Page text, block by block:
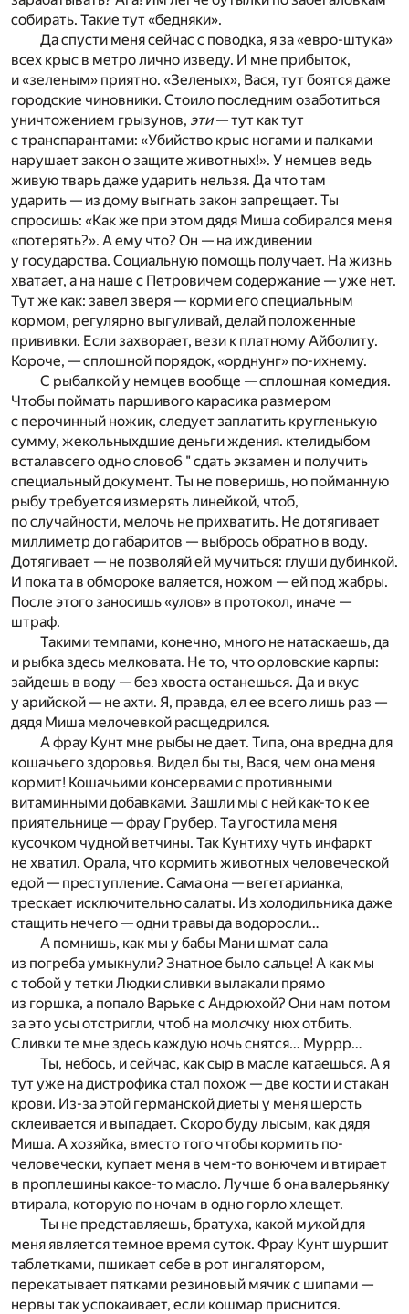
собирать. Такие тут «бедняки».
Да спусти меня сейчас с поводка, я за «евро-штука»
всех крыс в метро лично изведу. И мне прибыток,
и «зеленым» приятно. «Зеленых», Вася, тут боятся даже
городские чиновники. Стоило последним озаботиться
уничтожением грызунов, эти— тут как тут
с транспарантами: «Убийство крыс ногами и палками
нарушает закон о защите животных!». У немцев ведь
живую тварь даже ударить нельзя. Да что там
ударить — из дому выгнать закон запрещает. Ты
спросишь: «Как же при этом дядя Миша собирался меня
«потерять?». А ему что? Он — на иждивении
у государства. Социальную помощь получает. На жизнь
хватает, а на наше с Петровичем содержание — уже нет.
Тут же как: завел зверя — корми его специальным
кормом, регулярно выгуливай, делай положенные
прививки. Если захворает, вези к платному Айболиту.
Короче, — сплошной порядок, «орднунг» по-ихнему.
С рыбалкой у немцев вообще — сплошная комедия.
Чтобы поймать паршивого карасика размером
с перочинный ножик, следует заплатить кругленькую
сумму, жекольныхдшие деньги ждения. ктелидыбом
всталавсего одно слово6 " сдать экзамен и получить
специальный документ. Ты не поверишь, но пойманную
рыбу требуется измерять линейкой, чтоб,
по случайности, мелочь не прихватить. Не дотягивает
миллиметр до габаритов — выбрось обратно в воду.
Дотягивает — не позволяй ей мучиться: глуши дубинкой.
И пока та в обмороке валяется, ножом — ей под жабры.
После этого заносишь «улов» в протокол, иначе —
штраф.
Такими темпами, конечно, много не натаскаешь, да
и рыбка здесь мелковата. Не то, что орловские карпы:
зайдешь в воду — без хвоста останешься. Да и вкус
у арийской — не ахти. Я, правда, ел ее всего лишь раз —
дядя Миша мелочевкой расщедрился.
А фрау Кунт мне рыбы не дает. Типа, она вредна для
кошачьего здоровья. Видел бы ты, Вася, чем она меня
кормит! Кошачьими консервами с противными
витаминными добавками. Зашли мы с ней как-то к ее
приятельнице — фрау Грубер. Та угостила меня
кусочком чудной ветчины. Так Кунтиху чуть инфаркт
не хватил. Орала, что кормить животных человеческой
едой — преступление. Сама она — вегетарианка,
трескает исключительно салаты. Из холодильника даже
стащить нечего — одни травы да водоросли…
А помнишь, как мы у бабы Мани шмат сала
из погреба умыкнули? Знатное было сальце! А как мы
с тобой у тетки Людки сливки вылакали прямо
из горшка, а попало Варьке с Андрюхой? Они нам потом
за это усы отстригли, чтоб на молочку нюх отбить.
Сливки те мне здесь каждую ночь снятся… Муррр…
Ты, небось, и сейчас, как сыр в масле катаешься. А я
тут уже на дистрофика стал похож — две кости и стакан
крови. Из-за этой германской диеты у меня шерсть
склеивается и выпадает. Скоро буду лысым, как дядя
Миша. А хозяйка, вместо того чтобы кормить по-
человечески, купает меня в чем-то вонючем и втирает
в проплешины какое-то масло. Лучше б она валерьянку
втирала, которую по ночам в одно горло хлещет.
Ты не представляешь, братуха, какой мукой для
меня является темное время суток. Фрау Кунт шуршит
таблетками, пшикает себе в рот ингалятором,
перекатывает пятками резиновый мячик с шипами —
нервы так успокаивает, если кошмар приснится.